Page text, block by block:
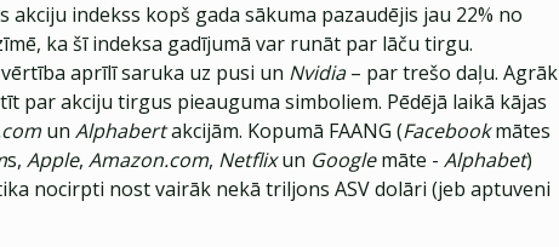
akciju indekss kopš gada sākuma pazaudējis jau 22% no
ka šī indeksa gadījumā var runāt par lāču tirgu.
aprīlī saruka uz pusi un Nvidia– par trešo daļu. Agrāk
par akciju tirgus pieauguma simboliem. Pēdējā laikā kājas
un Alphabertakcijām. Kopumā FAANG (Facebookmātes
s, Apple, Amazon.com, Netflixun Googlemāte - Alphabet)
nocirpti nost vairāk nekā triljons ASV dolāri (jeb aptuveni